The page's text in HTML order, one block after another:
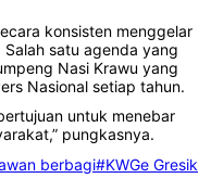
konsisten menggelar
satu agenda yang
Nasi Krawu yang
Nasional setiap tahun.
untuk menebar
pungkasnya.
berbagi#KWGe Gresik